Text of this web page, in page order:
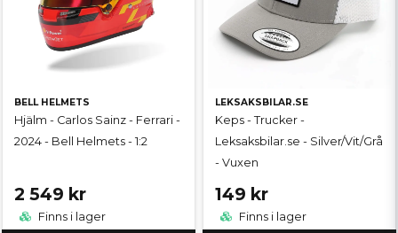
BELL HELMETS
Hjälm - Carlos Sainz - Ferrari -
2024 - Bell Helmets - 1:2
2 549 kr
Finns i lager
LEKSAKSBILAR.SE
Keps - Trucker -
Leksaksbilar.se - Silver/Vit/Grå
- Vuxen
149 kr
Finns i lager